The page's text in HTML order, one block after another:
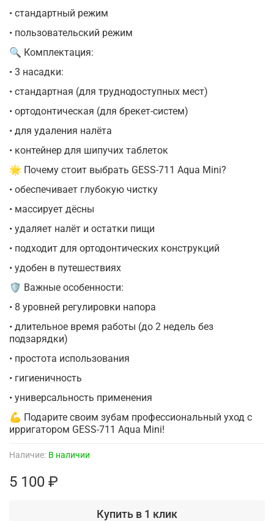
Наличие: В наличии
5 100 ₽
Купить в 1 клик
• стандартный режим
• пользовательский режим
🔍 Комплектация:
• 3 насадки:
• стандартная (для труднодоступных мест)
• ортодонтическая (для брекет-систем)
• для удаления налёта
• контейнер для шипучих таблеток
🌟 Почему стоит выбрать GESS-711 Aqua Mini?
• обеспечивает глубокую чистку
• массирует дёсны
• удаляет налёт и остатки пищи
• подходит для ортодонтических конструкций
• удобен в путешествиях
🛡️ Важные особенности:
• 8 уровней регулировки напора
• длительное время работы (до 2 недель без
подзарядки)
• простота использования
• гигиеничность
• универсальность применения
💪 Подарите своим зубам профессиональный уход с
ирригатором GESS-711 Aqua Mini!